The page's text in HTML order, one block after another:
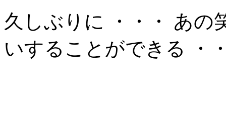
久しぶりに ・・・ あの
いすることができる ・